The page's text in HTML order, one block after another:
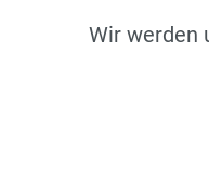
Wir werden